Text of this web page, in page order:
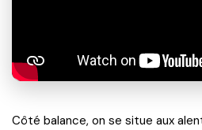
Côté balance, on se situe aux